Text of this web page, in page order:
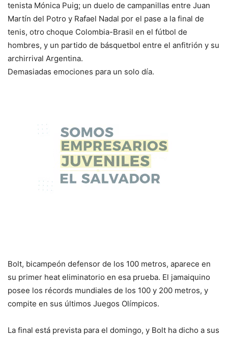
tenista Mónica Puig; un duelo de campanillas entre Juan
Martín del Potro y Rafael Nadal por el pase a la final de
tenis, otro choque Colombia-Brasil en el fútbol de
hombres, y un partido de básquetbol entre el anfitrión y su
archirrival Argentina.
Demasiadas emociones para un solo día.
Bolt, bicampeón defensor de los 100 metros, aparece en
su primer heat eliminatorio en esa prueba. El jamaiquino
posee los récords mundiales de los 100 y 200 metros, y
compite en sus últimos Juegos Olímpicos.
La final está prevista para el domingo, y Bolt ha dicho a sus